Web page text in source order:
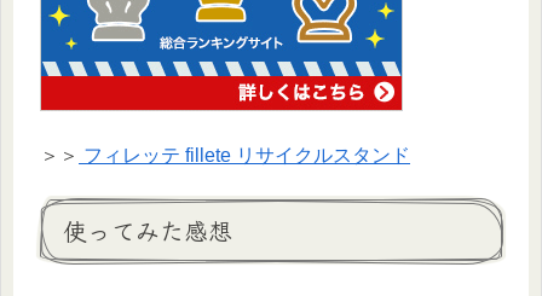
＞＞ フィレッテ fillete リサイクルスタンド
使ってみた感想